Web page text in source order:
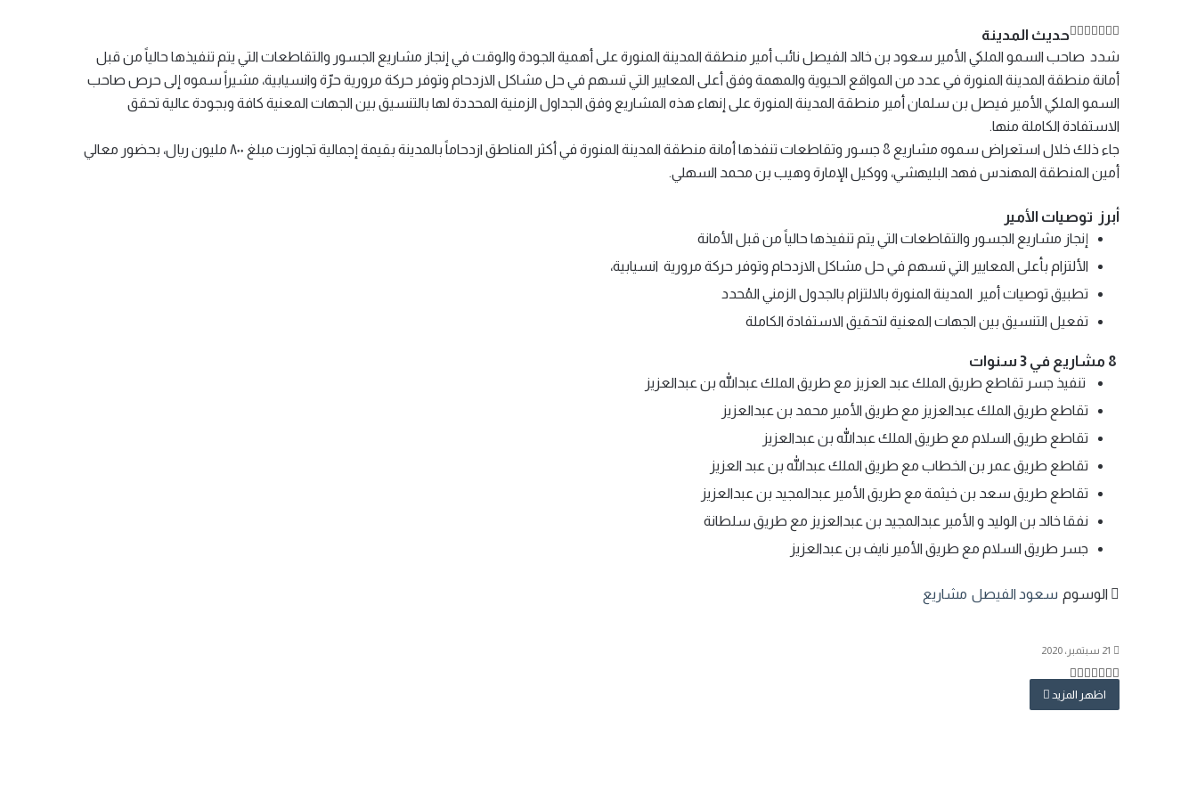
فيسبوك
تويتر
لينكدإن
واتساب
تيلقرام
مشاركة
عبر
طباعة
حديث المدينة
شدد صاحب السمو الملكي الأمير سعود بن خالد الفيصل نائب أمير منطقة المدينة المنورة على أهمية الجودة والوقت في إنجاز مشاريع الجسور والتقاطعات التي يتم تنفيذها حالياً من قبل
أمانة منطقة المدينة المنورة في عدد من المواقع الحيوية والمهمة وفق أعلى المعايير التي تسهم في حل مشاكل الازدحام وتوفر حركة مرورية حرّة وانسيابية، مشيراً سموه إلى حرص صاحب
السمو الملكي الأمير فيصل بن سلمان أمير منطقة المدينة المنورة على إنهاء هذه المشاريع وفق الجداول الزمنية المحددة لها بالتنسيق بين الجهات المعنية كافة وبجودة عالية تحقق
الاستفادة الكاملة منها.
جاء ذلك خلال استعراض سموه مشاريع 8 جسور وتقاطعات تنفذها أمانة منطقة المدينة المنورة في أكثر المناطق ازدحاماً بالمدينة بقيمة إجمالية تجاوزت مبلغ ٨٠٠ مليون ريال، بحضور معالي
أمين المنطقة المهندس فهد البليهشي، ووكيل الإمارة وهيب بن محمد السهلي.
أبرز توصيات الأمير
إنجاز مشاريع الجسور والتقاطعات التي يتم تنفيذها حالياً من قبل الأمانة
الألتزام بأعلى المعايير التي تسهم في حل مشاكل الازدحام وتوفر حركة مرورية انسيابية،
تطبيق توصيات أمير المدينة المنورة بالالتزام بالجدول الزمني المُحدد
تفعيل التنسيق بين الجهات المعنية لتحقيق الاستفادة الكاملة
تنفيذ جسر تقاطع طريق الملك عبد العزيز مع طريق الملك عبدالله بن عبدالعزيز
تقاطع طريق الملك عبدالعزيز مع طريق الأمير محمد بن عبدالعزيز
تقاطع طريق السلام مع طريق الملك عبدالله بن عبدالعزيز
تقاطع طريق عمر بن الخطاب مع طريق الملك عبدالله بن عبد العزيز
تقاطع طريق سعد بن خيثمة مع طريق الأمير عبدالمجيد بن عبدالعزيز
نفقا خالد بن الوليد و الأمير عبدالمجيد بن عبدالعزيز مع طريق سلطانة
جسر طريق السلام مع طريق الأمير نايف بن عبدالعزيز
الوسوم سعود الفيصل مشاريع
21 سبتمبر، 2020
فيسبوك
تويتر
لينكدإن
واتساب
تيلقرام
مشاركة
عبر
البريد
طباعة
اظهر المزيد